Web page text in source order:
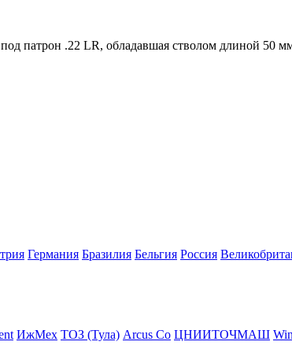
патрон .22 LR, обладавшая стволом длиной
Германия Бразилия Бельгия Росcия
ИжМех ТОЗ (Тула) Arcus Co ЦНИИТОЧМАШ